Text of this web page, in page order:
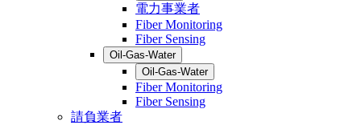
電力事業者
Fiber Monitoring
Fiber Sensing
Oil-Gas-Water
Oil-Gas-Water
Fiber Monitoring
Fiber Sensing
請負業者